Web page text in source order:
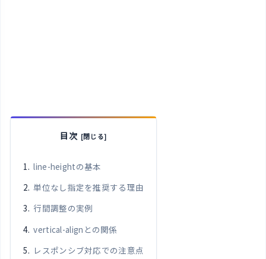
目次
line-heightの基本
単位なし指定を推奨する理由
行間調整の実例
vertical-alignとの関係
レスポンシブ対応での注意点